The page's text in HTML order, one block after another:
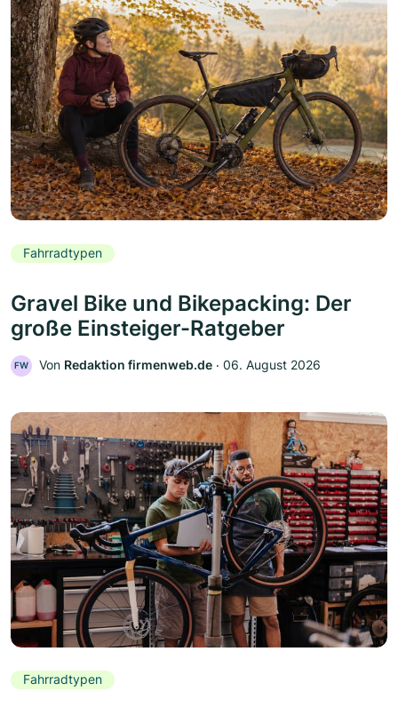
Fahrradtypen
Gravel Bike und Bikepacking: Der
große Einsteiger-Ratgeber
FW Von Redaktion firmenweb.de ‧ 06. August 2026
Fahrradtypen